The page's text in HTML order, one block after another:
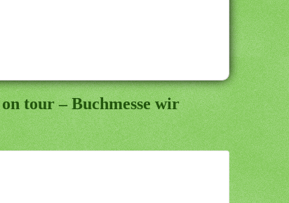
tour – Buchmesse wir